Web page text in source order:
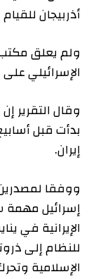
أذربيجان
ولم يعلق مكتب
الإسرائيلي على
وقال التقرير
بدأت قبل
إيران.
ووفقا
إسرائيل مهمة
الإيرانية في
للنظام إلى
الإسلامية